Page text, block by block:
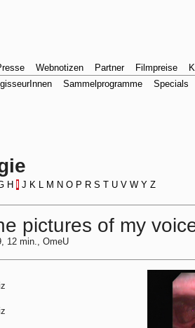
Webnotizen Partner Filmpreise
Sammelprogramme Specials
H J K L M N O P R S T U V W Y Z
pictures of my
12 min., OmeU